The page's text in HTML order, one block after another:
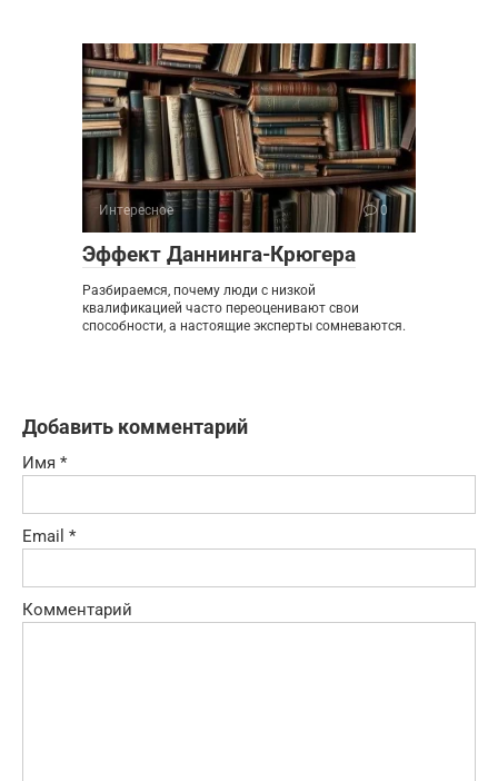
Интересное 0
Эффект Даннинга-Крюгера
Разбираемся, почему люди с низкой
квалификацией часто переоценивают свои
способности, а настоящие эксперты сомневаются.
Добавить комментарий
Имя *
Email *
Комментарий